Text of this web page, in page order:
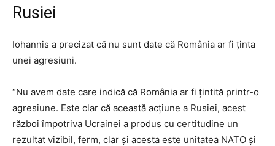
Rusiei
Iohannis a precizat că nu sunt date că România ar fi ţinta
unei agresiuni.
“Nu avem date care indică că România ar fi ţintită printr-o
agresiune. Este clar că această acţiune a Rusiei, acest
război împotriva Ucrainei a produs cu certitudine un
rezultat vizibil, ferm, clar şi acesta este unitatea NATO şi